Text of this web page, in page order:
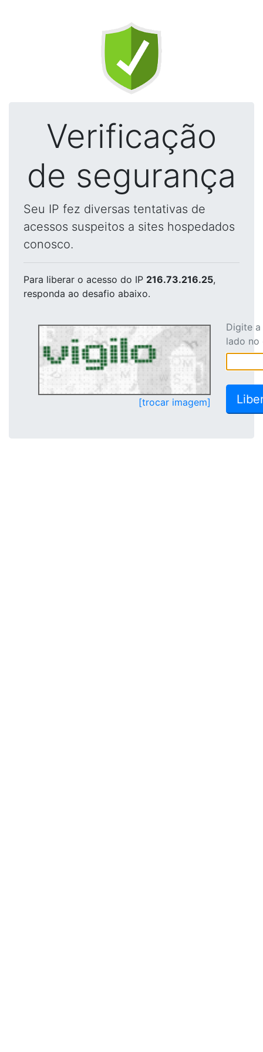
Verificação
de segurança
Seu IP fez diversas tentativas de
acessos suspeitos a sites hospedados
conosco.
Para liberar o acesso do IP 216.73.216.25,
responda ao desafio abaixo.
[trocar imagem]
Digite
lado no